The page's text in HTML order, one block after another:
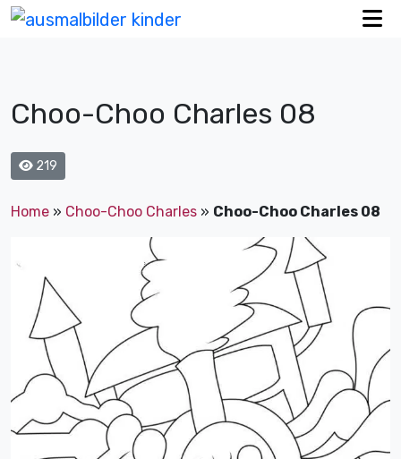
Choo-Choo Charles 08
219
Home » Choo-Choo Charles » Choo-Choo Charles 08